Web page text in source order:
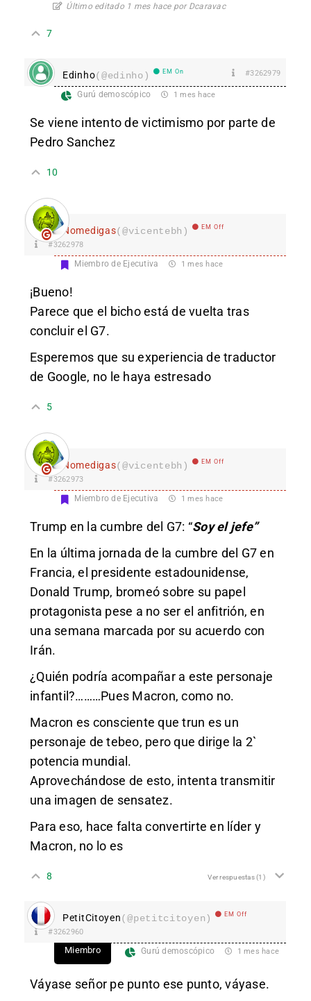
Último editado 1 mes hace por Dcaravac
7
Edinho(@edinho) EM On #3262979
Gurú demoscópico 1 mes hace
Se viene intento de victimismo por parte de
Pedro Sanchez
10
Nomedigas(@vicentebh) EM Off
#3262978
Miembro de Ejecutiva 1 mes hace
¡Bueno!
Parece que el bicho está de vuelta tras
concluir el G7.
Esperemos que su experiencia de traductor
de Google, no le haya estresado
5
Nomedigas(@vicentebh) EM Off
#3262973
Miembro de Ejecutiva 1 mes hace
Trump en la cumbre del G7: “Soy el jefe”
En la última jornada de la cumbre del G7 en
Francia, el presidente estadounidense,
Donald Trump, bromeó sobre su papel
protagonista pese a no ser el anfitrión, en
una semana marcada por su acuerdo con
Irán.
¿Quién podría acompañar a este personaje
infantil?………Pues Macron, como no.
Macron es consciente que trun es un
personaje de tebeo, pero que dirige la 2`
potencia mundial.
Aprovechándose de esto, intenta transmitir
una imagen de sensatez.
Para eso, hace falta convertirte en líder y
Macron, no lo es
8 Ver respuestas(1)
PetitCitoyen(@petitcitoyen) EM Off
#3262960
Miembro Gurú demoscópico 1 mes hace
Váyase señor pe punto ese punto, váyase.